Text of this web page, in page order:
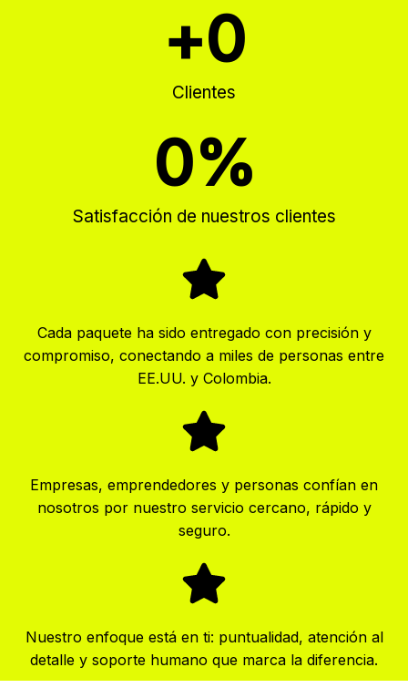
Clientes
+0
Satisfacción de nuestros clientes
0%
Cada paquete ha sido entregado con precisión y
compromiso, conectando a miles de personas entre
EE.UU. y Colombia.
Empresas, emprendedores y personas confían en
nosotros por nuestro servicio cercano, rápido y
seguro.
Nuestro enfoque está en ti: puntualidad, atención al
detalle y soporte humano que marca la diferencia.